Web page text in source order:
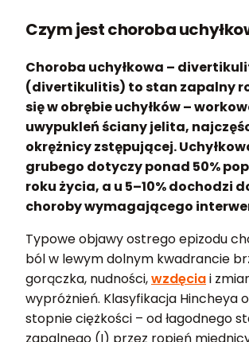
Czym jest choroba
Choroba uchyłkowa –
(divertikulitis) to stan zapalny
się w obrębie uchyłków –
uwypukleń ściany jelita,
okrężnicy zstępującej.
grubego dotyczy ponad 50%
roku życia, a u 5–10% dochodzi
choroby wymagającego
Typowe objawy ostrego epizodu
ból w lewym dolnym kwadrancie
gorączka, nudności,wzdęciai
wypróżnień. Klasyfikacja Hincheya
stopnie ciężkości – od łagodnego